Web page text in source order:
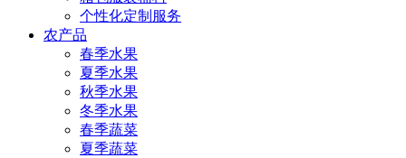
个性化定制服务
农产品
春季水果
夏季水果
秋季水果
冬季水果
春季蔬菜
夏季蔬菜